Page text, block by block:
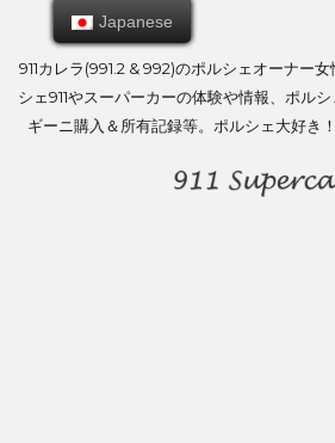
911カレラ(991.2 & 992)のポルシェオーナー
シェ911やスーパーカーの体験や情報、ポル
ギーニ購入＆所有記録等。ポルシェ大好き
Japanese
Japanese